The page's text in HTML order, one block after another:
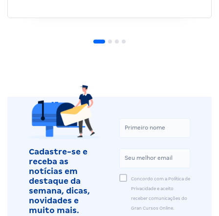
Cadastre-se e
receba as
notícias em
destaque da
semana, dicas,
novidades e
muito mais.
Concordo com a Política de
Privacidade e aceito
receber comunicações do
Gran Cursos Online.